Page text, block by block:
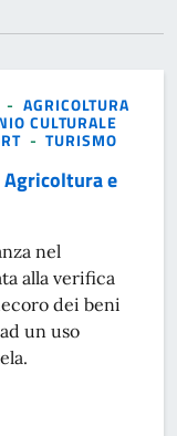
-AGRICOLTURA
CULTURALE
-TURISMO
e
nel
alla verifica
dei beni
un uso